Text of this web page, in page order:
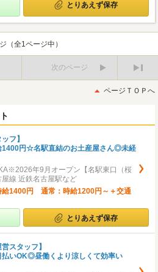
とりあえず保存
（全1ページ中）
次のページ
後
ページＴＯＰへ
フ】
1400円☆名駅直結のお土産屋さん◎未経
年9月オープン【名駅東口（桜
線 近鉄名古屋駅など
給1400円 通常：時給1200円～＋交通
とりあえず保存
スタッフ】
払いOK◎昼働くより涼しくて効率い